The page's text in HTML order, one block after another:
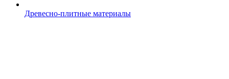
Древесно-плитные материалы